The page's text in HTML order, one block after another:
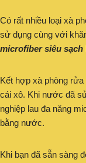
Có rất nhiều loại xà
sử dụng cùng với
microfiber siêu sạch
Kết hợp xà phòng
cái xô. Khi nước đã
nghiệp lau đa năng
bằng nước.
Khi bạn đã sẵn sàng